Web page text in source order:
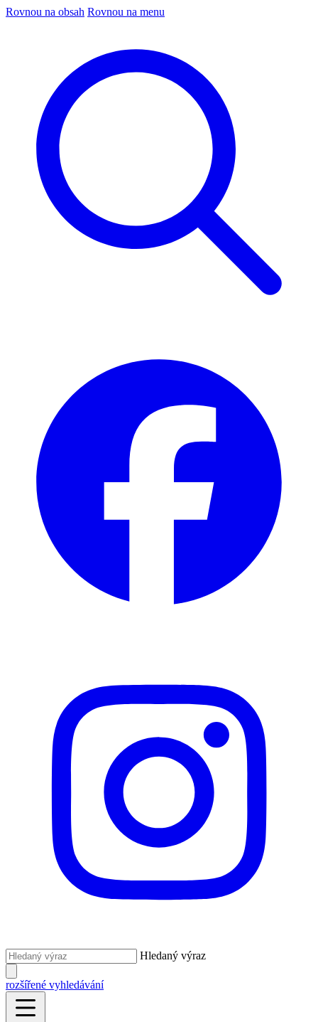
Rovnou na obsah Rovnou na menu
Hledaný výraz
rozšířené vyhledávání